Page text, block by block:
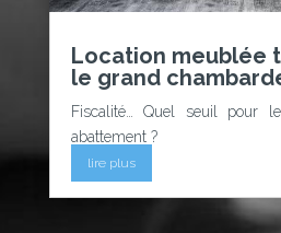
Location meublée
le grand
Fiscalité… Quel seuil pour
abattement ?
lire plus